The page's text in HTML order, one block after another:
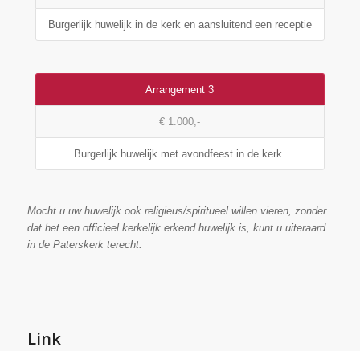
Burgerlijk huwelijk in de kerk en aansluitend een receptie
Arrangement 3
€ 1.000,-
Burgerlijk huwelijk met avondfeest in de kerk.
Mocht u uw huwelijk ook religieus/spiritueel willen vieren, zonder
dat het een officieel kerkelijk erkend huwelijk is, kunt u uiteraard
in de Paterskerk terecht.
Link